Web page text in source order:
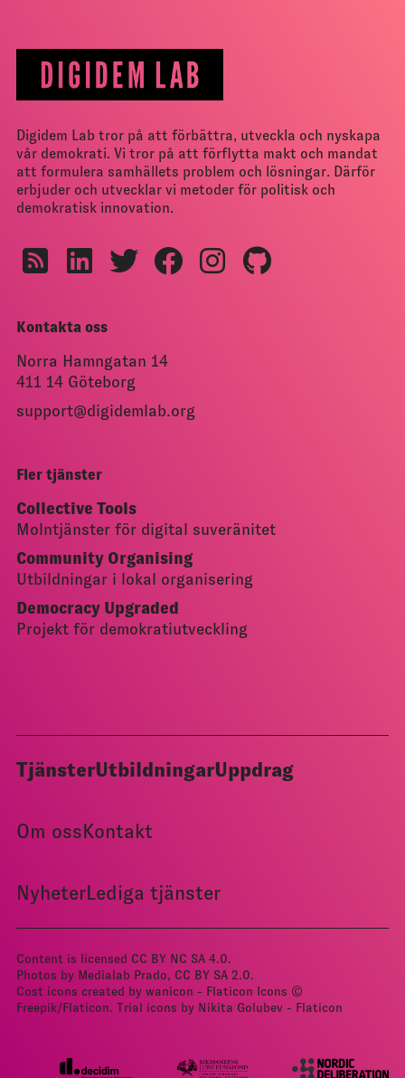
Digidem Lab tror på att förbättra, utveckla och nyskapa
vår demokrati. Vi tror på att förflytta makt och mandat
att formulera samhällets problem och lösningar. Därför
erbjuder och utvecklar vi metoder för politisk och
demokratisk innovation.
Kontakta oss
Norra Hamngatan 14
411 14 Göteborg
support@digidemlab.org
Fler tjänster
Collective Tools
Molntjänster för digital suveränitet
Community Organising
Utbildningar i lokal organisering
Democracy Upgraded
Projekt för demokratiutveckling
TjänsterUtbildningarUppdrag
Om ossKontakt
NyheterLediga tjänster
Content is licensed CC BY NC SA 4.0.
Photos by Medialab Prado, CC BY­ SA 2.0.
Cost icons created by wanicon - Flaticon Icons ©
Freepik/Flaticon. Trial icons by Nikita Golubev - Flaticon